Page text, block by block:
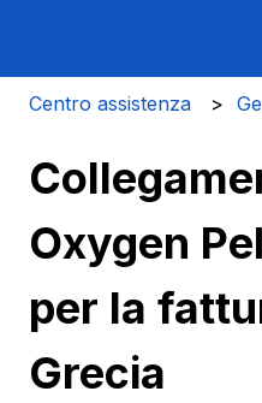
Centro assistenza
Oxygen
per la
Grecia